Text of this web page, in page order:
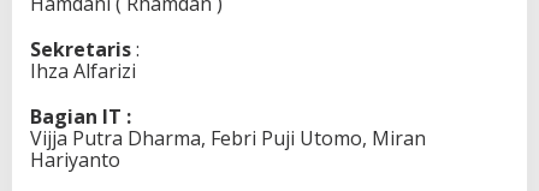
Sekretaris:
Ihza Alfarizi
Bagian IT :
Vijja Putra Dharma, Febri Puji Utomo, Miran
Hariyanto